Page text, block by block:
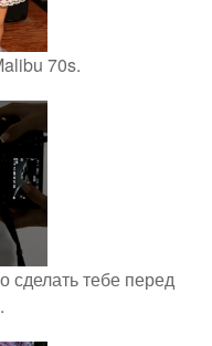
70s.
сделать тебе перед